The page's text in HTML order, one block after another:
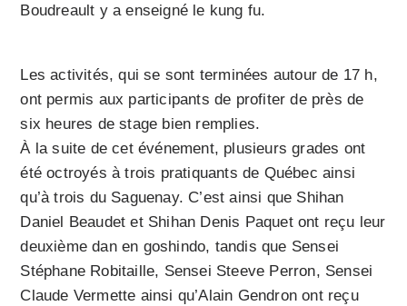
Boudreault y a enseigné le kung fu.
Les activités, qui se sont terminées autour de 17 h,
ont permis aux participants de profiter de près de
six heures de stage bien remplies.
À la suite de cet événement, plusieurs grades ont
été octroyés à trois pratiquants de Québec ainsi
qu’à trois du Saguenay. C’est ainsi que Shihan
Daniel Beaudet et Shihan Denis Paquet ont reçu leur
deuxième dan en goshindo, tandis que Sensei
Stéphane Robitaille, Sensei Steeve Perron, Sensei
Claude Vermette ainsi qu’Alain Gendron ont reçu